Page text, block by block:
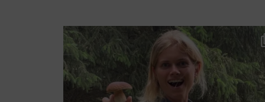
suhrs_hojskole
Jul 28